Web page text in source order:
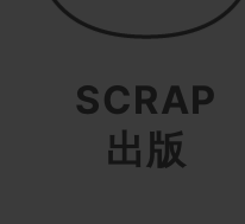
SCRAP
出版